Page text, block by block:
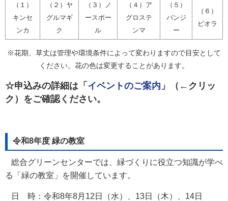
（１）
キンセ
ンカ
（２）ヤ
グルマギ
ク
（３）ノ
ースポー
ル
（４）ア
グロステ
ンマ
（５）
パンジ
ー
（６）
ビオラ
※花期、草丈は管理や環境条件によって変わりますので目安として
ください。花の色は変更することがあります。
☆申込みの詳細は「 イベントのご案内 」（←クリッ
ク）をご確認ください。
令和8年度 緑の教室
総合グリーンセンターでは、緑づくりに役立つ知識が学べ
る「緑の教室」を開催しています。
日 時：令和8年8月12日（水）、13日（木）、14日